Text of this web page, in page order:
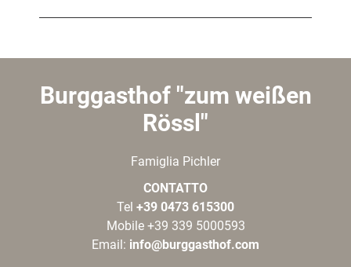
Burggasthof "zum weißen
Rössl"
Famiglia Pichler
CONTATTO
Tel +39 0473 615300
Mobile +39 339 5000593
Email: info@burggasthof.com